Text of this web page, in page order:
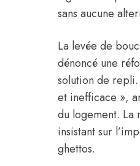
sans aucune
La levée de
dénoncé une
solution de repli.
et inefficace »,
du logement. La
insistant sur
ghettos.